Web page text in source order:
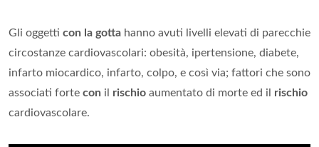
Gli oggetti con la gotta hanno avuti livelli elevati di parecchie
circostanze cardiovascolari: obesità, ipertensione, diabete,
infarto miocardico, infarto, colpo, e così via; fattori che sono
associati forte con il rischio aumentato di morte ed il rischio
cardiovascolare.